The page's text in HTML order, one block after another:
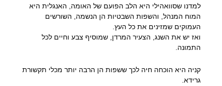
למדנו שסוואהילי היא הלב הפועם של האומה, האנגלית היא
המוח המנהל, והשפות השבטיות הן הנשמה, השורשים
העמוקים שמזינים את כל העץ.
ואז יש את השנג, הצעיר המרדן, שמוסיף צבע וחיים לכל
התמונה.
קניה היא הוכחה חיה לכך ששפות הן הרבה יותר מכלי תקשורת
גרידא.